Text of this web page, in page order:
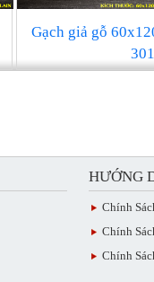
Gạch giả gỗ
HƯỚNG
Chính
Chính
Chính